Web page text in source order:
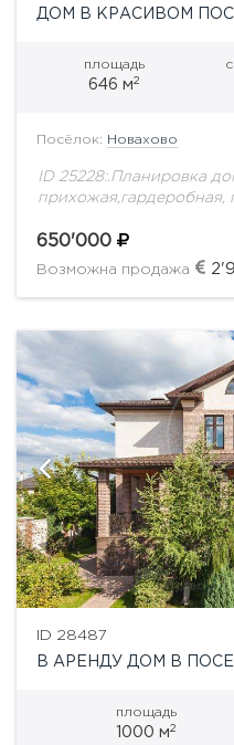
ДОМ В КРАСИВОМ
площадь
646 м2
Посёлок: Новахово
ID 25228:.Планировка
прихожая,гардеробная,
спальня с с/у, гараж на
650'000
Возможна продажа
ID 28487
В АРЕНДУ ДОМ В
площадь
1000 м2